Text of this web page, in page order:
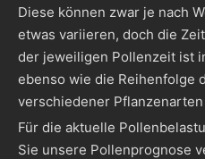
Diese können zwar je nach
etwas variieren, doch die
der jeweiligen Pollenzeit ist
ebenso wie die Reihenfolge
verschiedener
Für die aktuelle
Sie unsere Pollenprognose